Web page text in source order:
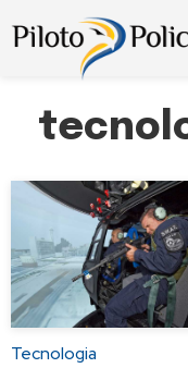
Tecnologia